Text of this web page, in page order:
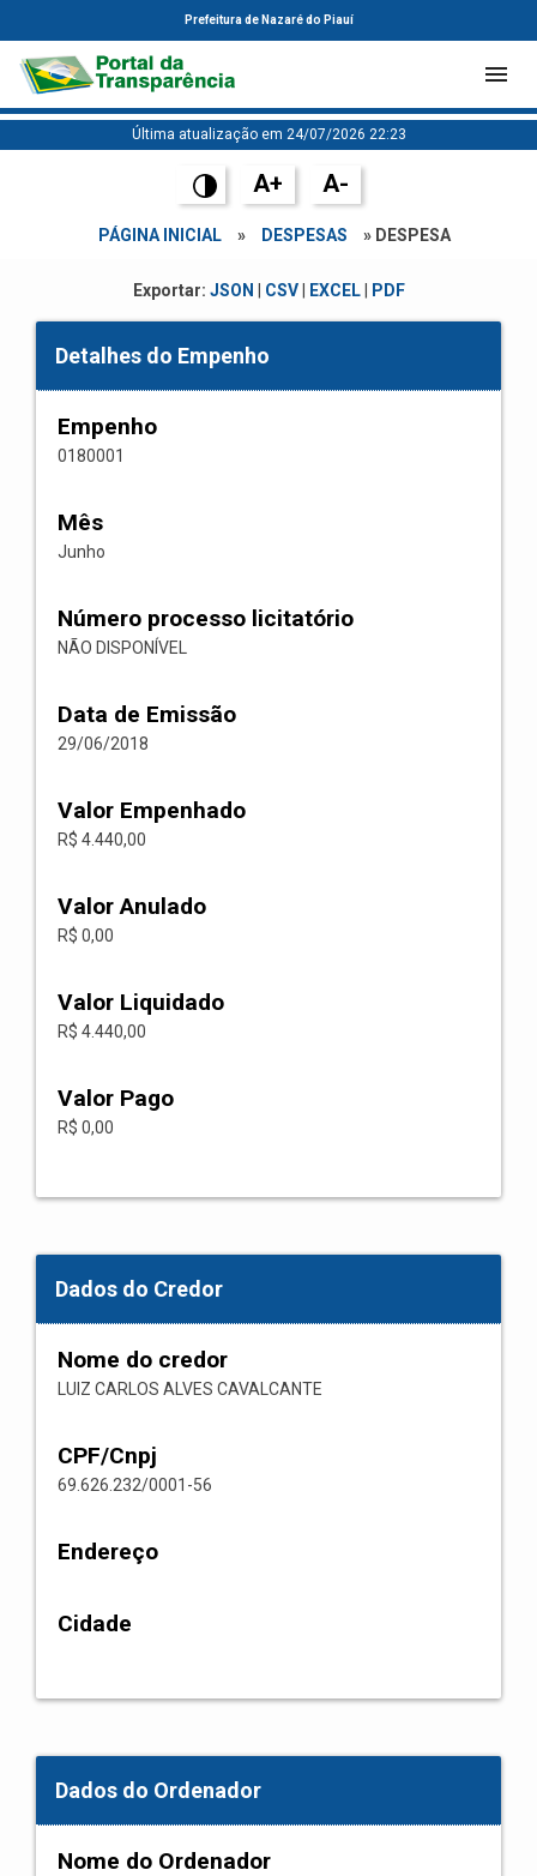
Prefeitura de Nazaré do Piauí
Última atualização em 24/07/2026 22:23
A+ A-
PÁGINA INICIAL » DESPESAS » DESPESA
Exportar: JSON CSV| EXCEL| PDF
Detalhes do Empenho
Empenho
0180001
Mês
Junho
Número processo licitatório
NÃO DISPONÍVEL
Data de Emissão
29/06/2018
Valor Empenhado
R$ 4.440,00
Valor Anulado
R$ 0,00
Valor Liquidado
R$ 4.440,00
Valor Pago
R$ 0,00
Dados do Credor
Nome do credor
LUIZ CARLOS ALVES CAVALCANTE
CPF/Cnpj
69.626.232/0001-56
Endereço
Cidade
Dados do Ordenador
Nome do Ordenador